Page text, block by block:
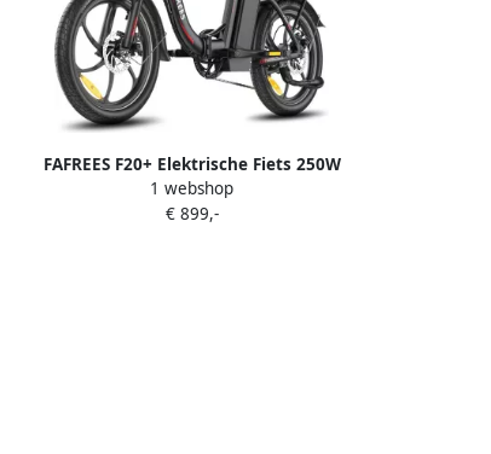
FAFREES F20+ Elektrische Fiets 250W
Motor 36V 20Ah Accu 20x3 Banden
90km Bereik 25 km u Snelheid Zwart
1 webshop
€ 899,-